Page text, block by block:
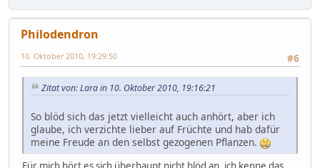
Philodendron
#6
10. Oktober 2010, 19:29:50
Zitat von: Lara in 10. Oktober 2010, 19:16:21
So blöd sich das jetzt vielleicht auch anhört, aber ich
glaube, ich verzichte lieber auf Früchte und hab dafür
meine Freude an den selbst gezogenen Pflanzen.